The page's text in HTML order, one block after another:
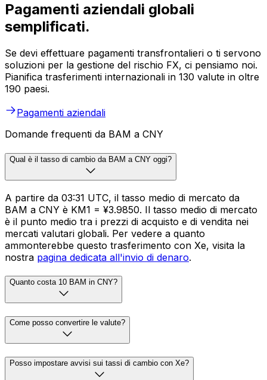
Pagamenti aziendali globali
semplificati.
Se devi effettuare pagamenti transfrontalieri o ti servono
soluzioni per la gestione del rischio FX, ci pensiamo noi.
Pianifica trasferimenti internazionali in 130 valute in oltre
190 paesi.
Pagamenti aziendali
Domande frequenti da BAM a CNY
Qual è il tasso di cambio da BAM a CNY oggi?
A partire da 03:31 UTC, il tasso medio di mercato da
BAM a CNY è KM1 = ¥3.9850. Il tasso medio di mercato
è il punto medio tra i prezzi di acquisto e di vendita nei
mercati valutari globali. Per vedere a quanto
ammonterebbe questo trasferimento con Xe, visita la
nostra pagina dedicata all'invio di denaro.
Quanto costa 10 BAM in CNY?
Come posso convertire le valute?
Posso impostare avvisi sui tassi di cambio con Xe?